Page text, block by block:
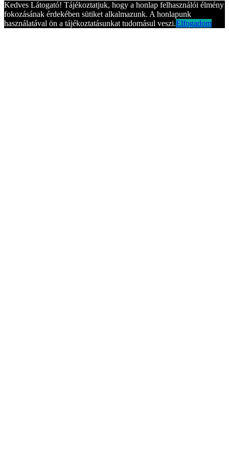
Kedves Látogató! Tájékoztatjuk, hogy a honlap felhasználói élmény
fokozásának érdekében sütiket alkalmazunk. A honlapunk
használatával ön a tájékoztatásunkat tudomásul veszi.Elfogadom